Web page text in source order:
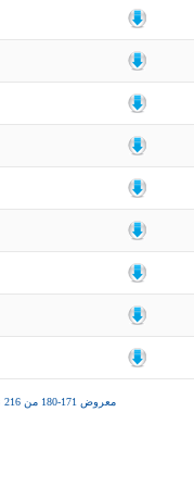
معروض 171-180 من 216 نتيجة